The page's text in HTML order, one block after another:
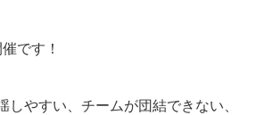
です！
しやすい、チームが団結できない、